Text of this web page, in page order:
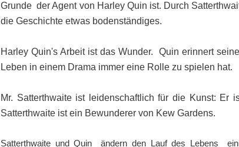
Grunde der Agent von Harley Quin ist. Durch
die Geschichte etwas bodenständiges.
Harley Quin's Arbeit ist das Wunder. Quin erinnert
Leben in einem Drama immer eine Rolle zu spielen hat.
Mr. Satterthwaite ist leidenschaftlich für die Kunst: Er
Satterthwaite ist ein Bewunderer von Kew Gardens.
Satterthwaite und Quin ändern den Lauf des Lebens